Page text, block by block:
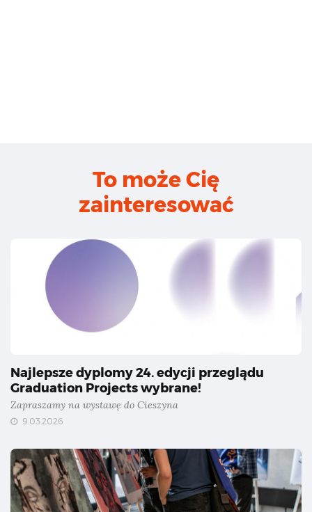
To może Cię
zainteresować
Najlepsze dyplomy 24. edycji przeglądu
Graduation Projects wybrane!
Zapraszamy na wystawę do Cieszyna
9.03.2026